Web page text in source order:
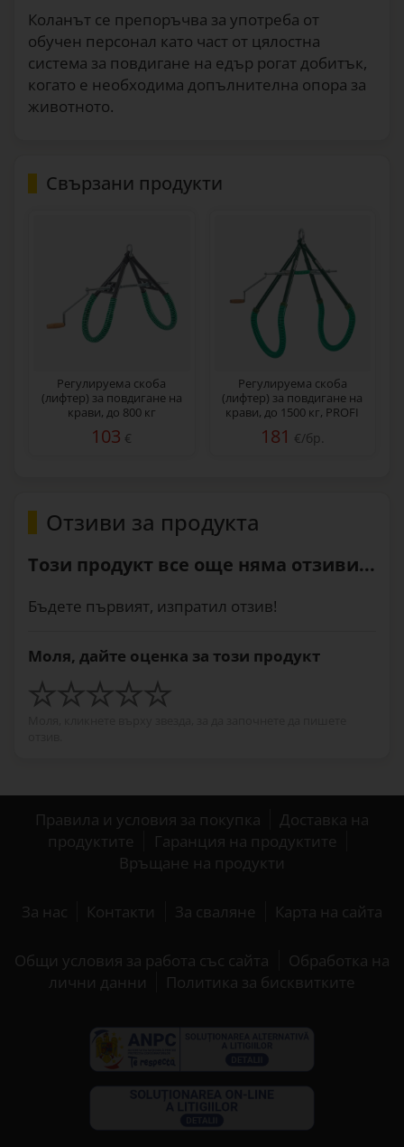
Коланът се препоръчва за употреба от
обучен персонал като част от цялостна
система за повдигане на едър рогат добитък,
когато е необходима допълнителна опора за
животното.
Свързани продукти
Регулируема скоба
(лифтер) за повдигане на
крави, до 800 кг
103 €
Регулируема скоба
(лифтер) за повдигане на
крави, до 1500 кг, PROFI
181 €/бр.
Отзиви за продукта
Този продукт все още няма отзиви...
Бъдете първият, изпратил отзив!
Моля, дайте оценка за този продукт
Правила и условия за покупка
Доставка на
продуктите
Гаранция на продуктите
Връщане на продукти
За нас Контакти За сваляне Карта на сайта
Общи условия за работа със сайта
Обработка на
лични данни
Политика за бисквитките